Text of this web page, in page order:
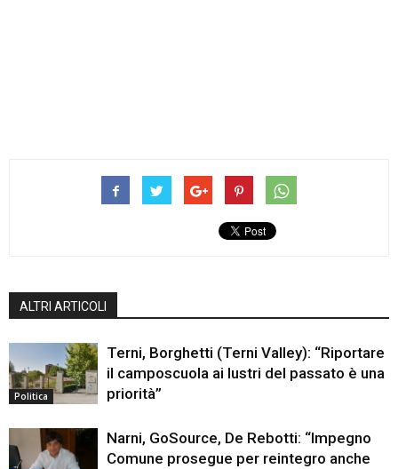
ALTRI ARTICOLI
Politica
Terni, Borghetti (Terni Valley): “Riportare
il camposcuola ai lustri del passato è una
priorità”
Narni, GoSource, De Rebotti: “Impegno
Comune prosegue per reintegro anche